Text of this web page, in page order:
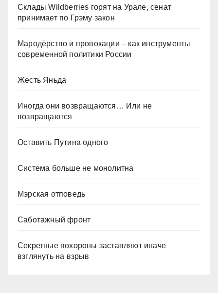
Склады Wildberries горят на Урале, сенат
принимает по Грэму закон
Мародёрство и провокации – как инструменты
современной политики России
Жесть Яньда
Иногда они возвращаются… Или не
возвращаются
Оставить Путина одного
Система больше не монолитна
Мэрская отповедь
Саботажный фронт
Секретные похороны заставляют иначе
взглянуть на взрыв